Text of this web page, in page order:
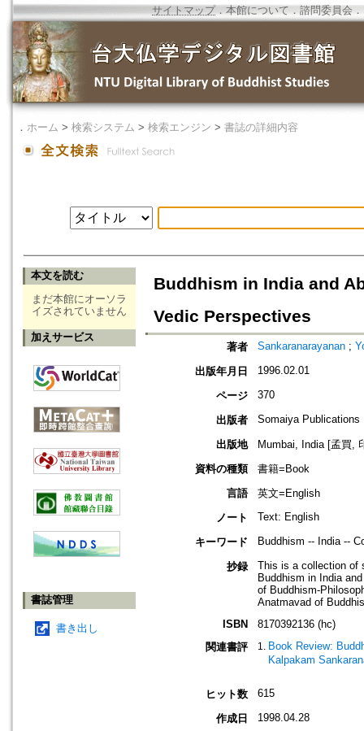
サイトマップ．本館について ． 諮問委員会 ．
． ホーム > 検索システム > 検索エンジン > 書誌の詳細内容
本文を読む
まだ本館にオーソラ
イズされていません
加えサービス
書誌管理
書き出し
Buddhism in India and
Vedic Perspectives
著者 Sankaranarayanan ;
出版年月日 1996.02.01
ページ 370
出版者 Somaiya Publications
出版地
Mumbai, India [孟買,
資料の種類
書籍=Book
言語
英文=English
ノート
Text: English
キーワード Buddhism -- India --
抄録
This is a collection of
Buddhism in India
of Buddhism-
Anatmavad of
ISBN
8170392136 (hc)
関連書評
Book Review:
Kalpakam
ヒット数 615
作成日 1998.04.28